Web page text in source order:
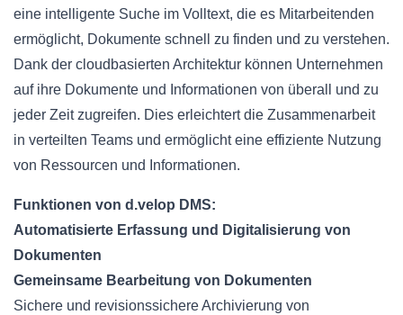
eine intelligente Suche im Volltext, die es Mitarbeitenden
ermöglicht, Dokumente schnell zu finden und zu verstehen.
Dank der cloudbasierten Architektur können Unternehmen
auf ihre Dokumente und Informationen von überall und zu
jeder Zeit zugreifen. Dies erleichtert die Zusammenarbeit
in verteilten Teams und ermöglicht eine effiziente Nutzung
von Ressourcen und Informationen.
Funktionen von d.velop DMS:
Automatisierte Erfassung und Digitalisierung von
Dokumenten
Gemeinsame Bearbeitung von Dokumenten
Sichere und revisionssichere Archivierung von